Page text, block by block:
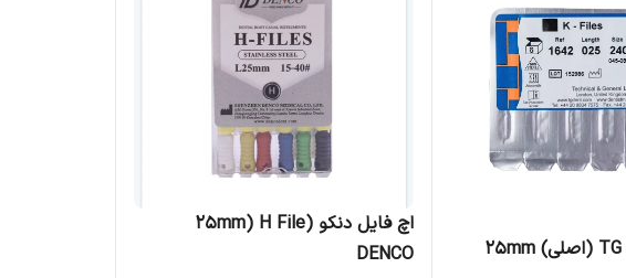
اچ فایل دنکو (25mm) H File
DENCO